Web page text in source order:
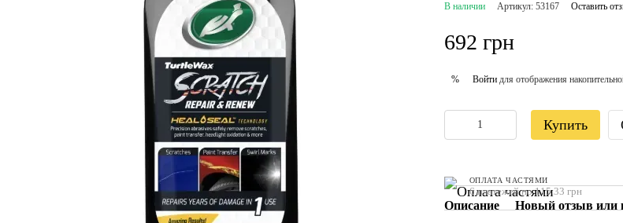
В наличии Артикул: 53167 Оставить
692 грн
% Войтидля отображения
Купить
ОПЛАТА ЧАСТЯМИ
6 платежей по 115.33 грн
Описание
Новый отзыв или